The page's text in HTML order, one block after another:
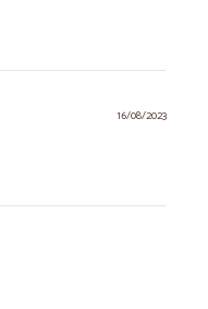
16/08/2023